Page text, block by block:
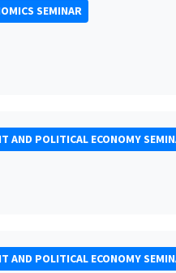
SEMINAR
AND POLITICAL ECONOMY
AND POLITICAL ECONOMY